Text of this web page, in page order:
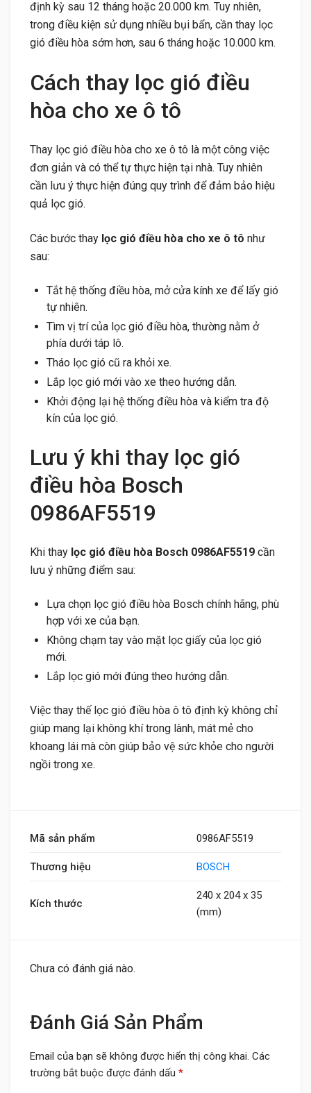
định kỳ sau 12 tháng hoặc 20.000 km. Tuy nhiên,
trong điều kiện sử dụng nhiều bụi bẩn, cần thay lọc
gió điều hòa sớm hơn, sau 6 tháng hoặc 10.000 km.
Cách thay lọc gió điều
hòa cho xe ô tô
Thay lọc gió điều hòa cho xe ô tô là một công việc
đơn giản và có thể tự thực hiện tại nhà. Tuy nhiên
cần lưu ý thực hiện đúng quy trình để đảm bảo hiệu
quả lọc gió.
Các bước thay lọc gió điều hòa cho xe ô tô như
sau:
Tắt hệ thống điều hòa, mở cửa kính xe để lấy gió
tự nhiên.
Tìm vị trí của lọc gió điều hòa, thường nằm ở
phía dưới táp lô.
Tháo lọc gió cũ ra khỏi xe.
Lắp lọc gió mới vào xe theo hướng dẫn.
Khởi động lại hệ thống điều hòa và kiểm tra độ
kín của lọc gió.
Lưu ý khi thay lọc gió
điều hòa Bosch
0986AF5519
Khi thay lọc gió điều hòa Bosch 0986AF5519 cần
lưu ý những điểm sau:
Lựa chọn lọc gió điều hòa Bosch chính hãng, phù
hợp với xe của bạn.
Không chạm tay vào mặt lọc giấy của lọc gió
mới.
Lắp lọc gió mới đúng theo hướng dẫn.
Việc thay thế lọc gió điều hòa ô tô định kỳ không chỉ
giúp mang lại không khí trong lành, mát mẻ cho
khoang lái mà còn giúp bảo vệ sức khỏe cho người
ngồi trong xe.
Mã sản phẩm 0986AF5519
Thương hiệu BOSCH
Kích thước
240 x 204 x 35
(mm)
Chưa có đánh giá nào.
Đánh Giá Sản Phẩm
Email của bạn sẽ không được hiển thị công khai. Các
trường bắt buộc được đánh dấu *